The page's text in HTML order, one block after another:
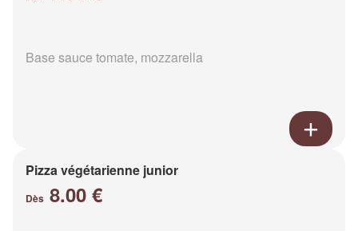
Base sauce tomate, mozzarella
Pizza végétarienne junior
Dès 8.00 €